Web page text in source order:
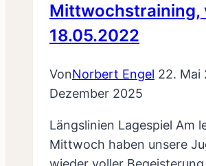
Mittwochstraining,
18.05.2022
VonNorbert Engel 22. Mai
Dezember 2025
Längslinien Lagespiel Am
Mittwoch haben unsere